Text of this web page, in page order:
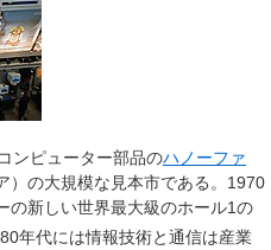
ンピューター部品のハノーファ
）の大規模な見本市である。1970
の新しい世界最大級のホール1の
年代には情報技術と通信は産業